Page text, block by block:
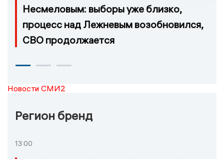
Несмеловым: выборы уже близко,
процесс над Лежневым возобновился,
СВО продолжается
Новости СМИ2
Регион бренд
13:00